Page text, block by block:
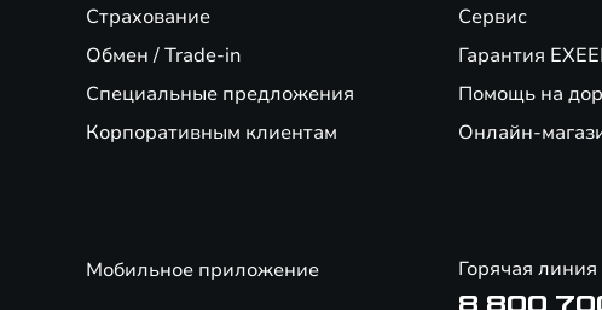
Страхование
Обмен / Trade-in
Специальные предложения
Корпоративным клиентам
Сервис
Гарантия
Помощь на
Онлайн-
Мобильное приложение Горячая линия